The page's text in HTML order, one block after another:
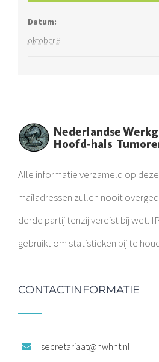
Datum:
oktober 8
Alle informatie verzameld op
mailadressen zullen nooit
derde partij tenzij vereist bij wet.
gebruikt om statistieken bij te
CONTACTINFORMATIE
secretariaat@nwhht.nl